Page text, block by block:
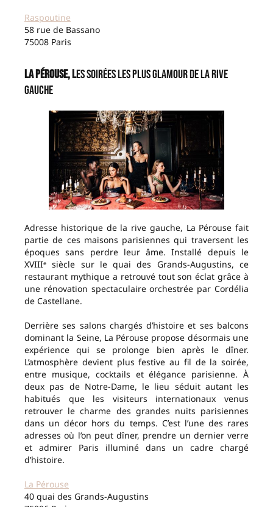
Raspoutine
58 rue de Bassano
75008 Paris
La Pérouse, les soirées les plus glamour de la rive
gauche
Adresse historique de la rive gauche, La Pérouse fait
partie de ces maisons parisiennes qui traversent les
époques sans perdre leur âme. Installé depuis le
XVIIIᵉ siècle sur le quai des Grands-Augustins, ce
restaurant mythique a retrouvé tout son éclat grâce à
une rénovation spectaculaire orchestrée par Cordélia
de Castellane.
Derrière ses salons chargés d’histoire et ses balcons
dominant la Seine, La Pérouse propose désormais une
expérience qui se prolonge bien après le dîner.
L’atmosphère devient plus festive au fil de la soirée,
entre musique, cocktails et élégance parisienne. À
deux pas de Notre-Dame, le lieu séduit autant les
habitués que les visiteurs internationaux venus
retrouver le charme des grandes nuits parisiennes
dans un décor hors du temps. C’est l’une des rares
adresses où l’on peut dîner, prendre un dernier verre
et admirer Paris illuminé dans un cadre chargé
d’histoire.
La Pérouse
40 quai des Grands-Augustins